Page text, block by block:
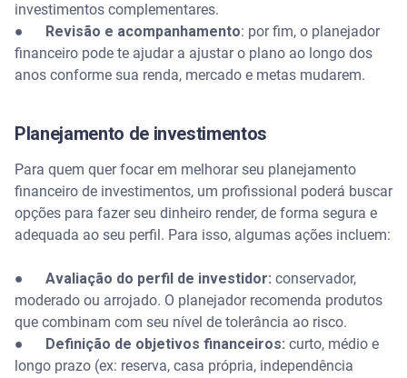
investimentos complementares.
●
Revisão e acompanhamento: por fim, o planejador
financeiro pode te ajudar a ajustar o plano ao longo dos
anos conforme sua renda, mercado e metas mudarem.
Planejamento de investimentos
Para quem quer focar em melhorar seu planejamento
financeiro de investimentos, um profissional poderá buscar
opções para fazer seu dinheiro render, de forma segura e
adequada ao seu perfil. Para isso, algumas ações incluem:
● Avaliação do perfil de investidor: conservador,
moderado ou arrojado. O planejador recomenda produtos
que combinam com seu nível de tolerância ao risco.
●
Definição de objetivos financeiros: curto, médio e
longo prazo (ex: reserva, casa própria, independência